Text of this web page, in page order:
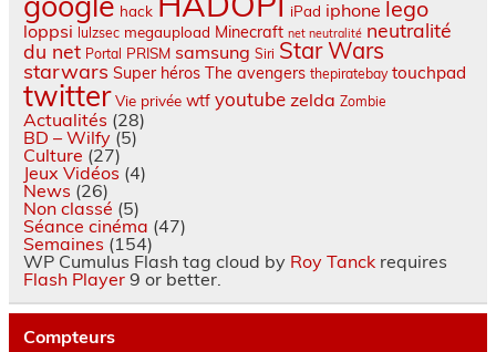
hack iPad iphone lego
loppsi lulzsec megaupload Minecraft net neutralité neutralité
du net Portal PRISM samsung Siri Star Wars
starwars Super héros The avengers thepiratebay touchpad
twitter Vie privée wtf youtube zelda Zombie
Actualités (28)
BD – Wilfy(5)
Culture (27)
Jeux Vidéos (4)
News (26)
Non classé (5)
Séance cinéma (47)
Semaines (154)
WP Cumulus Flash tag cloud by Roy Tanckrequires
Flash Player9 or better.
Compteurs